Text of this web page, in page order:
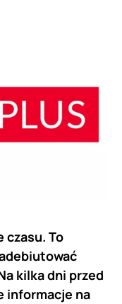
czasu. To
kilka dni przed
informacje na